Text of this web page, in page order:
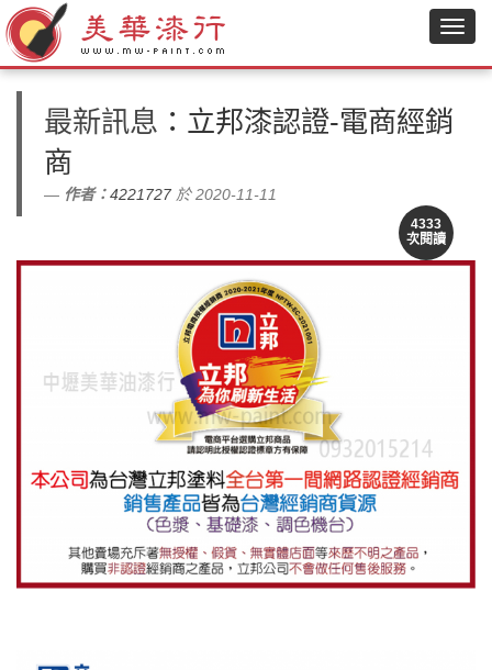
最新訊息 ：立邦漆認證-電商經銷
商
作者：4221727 於 2020-11-11
4333
次閱讀